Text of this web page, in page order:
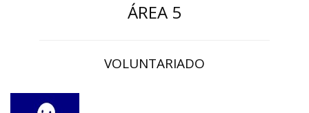
ÁREA 5
VOLUNTARIADO